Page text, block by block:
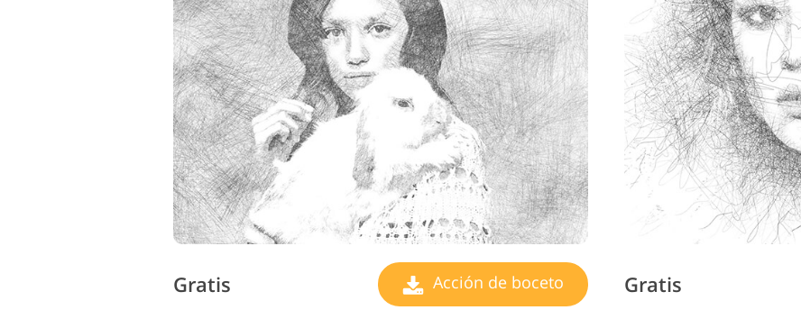
Servicios de Retoque de
Producto
Servicios de Retoque de
Joyas
Datos de Entrenamiento de
IA
Servicios
Gratis Acción de boceto Gratis